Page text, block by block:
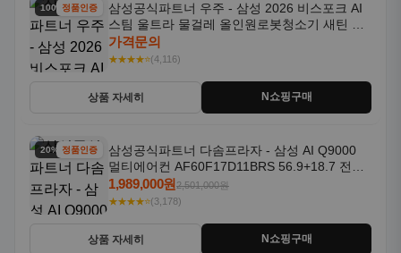
100% 할인
정품인증
삼성공식파트너 우주 - 삼성 2026 비스포크 AI
스팀 울트라 물걸레 올인원로봇청소기 새틴 차
콜 AAH
가격문의
★★★★⭐(4,116)
상품 자세히 N쇼핑구매
20% 할인정품인증
삼성공식파트너 다솜프라자 - 삼성 AI Q9000
멀티에어컨 AF60F17D11BRS 56.9+18.7 전국
기본설치포함
1,989,000원2,501,000원
★★★★⭐(3,178)
상품 자세히 N쇼핑구매